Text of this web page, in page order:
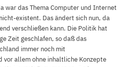
war das Thema Computer und Internet
existent. Das ändert sich nun, da
verschließen kann. Die Politik hat
Zeit geschlafen, so daß das
immer noch mit
vor allem ohne inhaltliche Konzepte